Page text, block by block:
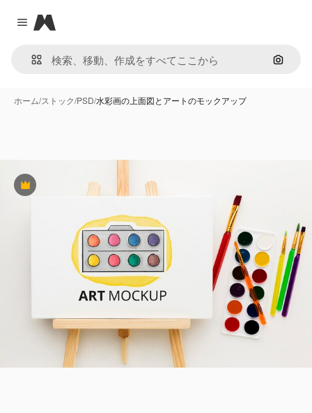
Close menu
Magnific
画像で
ホーム/ストック/PSD/水彩画の上面図とアートのモックアップ
Premium